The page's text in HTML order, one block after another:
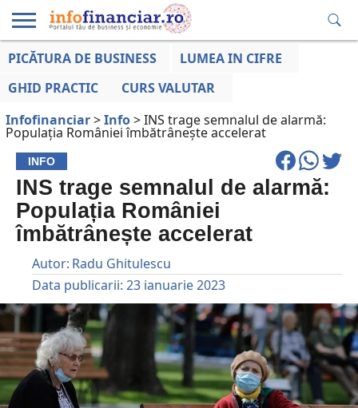
EDUCAȚIE
LA ZI
AFACERILOR
PICĂTURA DE BUSINESS
LUMEA IN CIFRE
GHID PRACTIC
CURS VALUTAR
Infofinanciar>Info>INS trage semnalul de alarmă:
Populația României îmbătrânește accelerat
INFO
INS trage semnalul de alarmă:
Populația României
îmbătrânește accelerat
Autor: Radu Ghitulescu
Data publicarii: 23 ianuarie 2023